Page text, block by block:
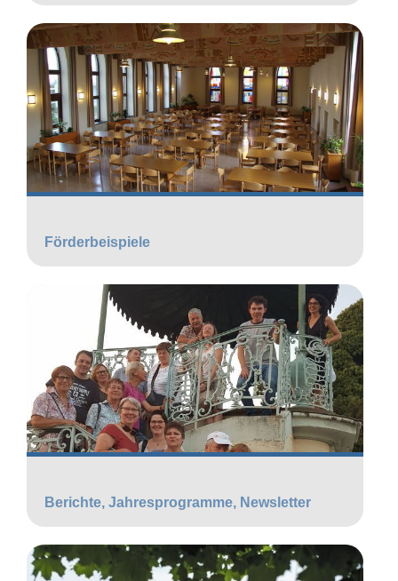
Förderbeispiele
Berichte, Jahresprogramme, Newsletter